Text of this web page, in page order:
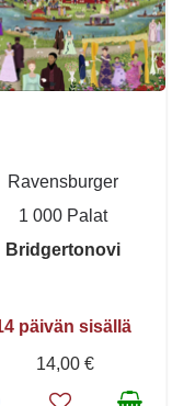
Ravensburger
1 000 Palat
Bridgertonovi
päivän sisällä
14,00 €